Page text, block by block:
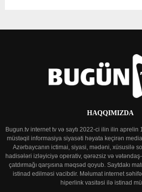
HAQQIMIZDA
Bugun.tv internet tv və saytı 2022-ci ilin ilin aprelin
müstəqil informasiya siyasəti həyata keçirən
Azərbaycanın ictimai, siyasi, mədəni, xüsusilə
hadisələri izləyiciyə operativ, qərəzsiz və
çatdırmağı qarşısına məqsəd qoyub. Saytdakı
istinad edilməsi vacibdir. Məlumat internet
hiperlink vasitəsi ilə istinad